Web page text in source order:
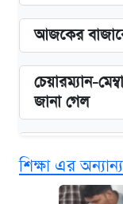
আজকের
চেয়ারম্যান-
জানা গেল
ভাতা
শিক্ষা এর